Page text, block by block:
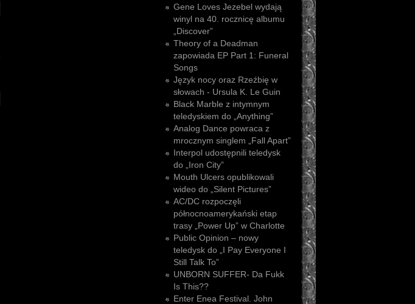
Gene Loves Jezebel wydają
winyl na 40. rocznicę albumu
„Discover”
Theory of a Deadman
zapowiada EP Part 1: Funeral
Songs
Język nocy oraz Rzeźbię w
słowach - Ursula K. Le Guin
Black Marble z intymnym
teledyskiem do „Anything”
Analog Dance powraca z
mrocznym singlem „Fall Apart”
Interpol udostępnili teledysk
do „Iron City”
Mouth Ulcers opublikowali
wideo do „Silent Pictures”
AC/DC rozpoczęli
północnoamerykański etap
trasy „Power Up” w Charlotte
Public Opinion – nowy
teledysk do „I Pay Everyone I
Still Talk To”
UNBORN SUFFER- Da Fukk
Is This??
Enter Enea Festival. John